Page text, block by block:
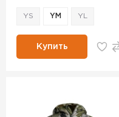
YS YM YL
Купить